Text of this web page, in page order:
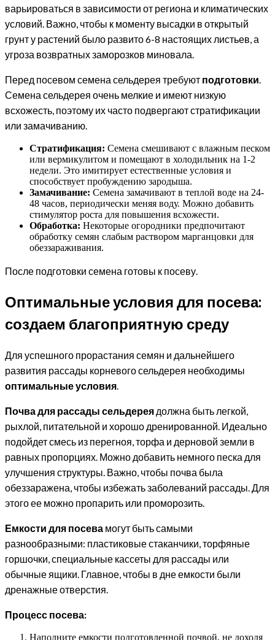
варьироваться в зависимости от региона и климатических
условий. Важно, чтобы к моменту высадки в открытый
грунт у растений было развито 6-8 настоящих листьев, а
угроза возвратных заморозков миновала.
Перед посевом семена сельдерея требуют подготовки.
Семена сельдерея очень мелкие и имеют низкую
всхожесть, поэтому их часто подвергают стратификации
или замачиванию.
Стратификация: Семена смешивают с влажным песком
или вермикулитом и помещают в холодильник на 1-2
недели. Это имитирует естественные условия и
способствует пробуждению зародыша.
Замачивание: Семена замачивают в теплой воде на 24-
48 часов, периодически меняя воду. Можно добавить
стимулятор роста для повышения всхожести.
Обработка: Некоторые огородники предпочитают
обработку семян слабым раствором марганцовки для
обеззараживания.
После подготовки семена готовы к посеву.
Оптимальные условия для посева:
создаем благоприятную среду
Для успешного прорастания семян и дальнейшего
развития рассады корневого сельдерея необходимы
оптимальные условия.
Почва для рассады сельдерея должна быть легкой,
рыхлой, питательной и хорошо дренированной. Идеально
подойдет смесь из перегноя, торфа и дерновой земли в
равных пропорциях. Можно добавить немного песка для
улучшения структуры. Важно, чтобы почва была
обеззаражена, чтобы избежать заболеваний рассады. Для
этого ее можно пропарить или проморозить.
Емкости для посева могут быть самыми
разнообразными: пластиковые стаканчики, торфяные
горшочки, специальные кассеты для рассады или
обычные ящики. Главное, чтобы в дне емкости были
дренажные отверстия.
Процесс посева:
Наполните емкости подготовленной почвой, не доходя